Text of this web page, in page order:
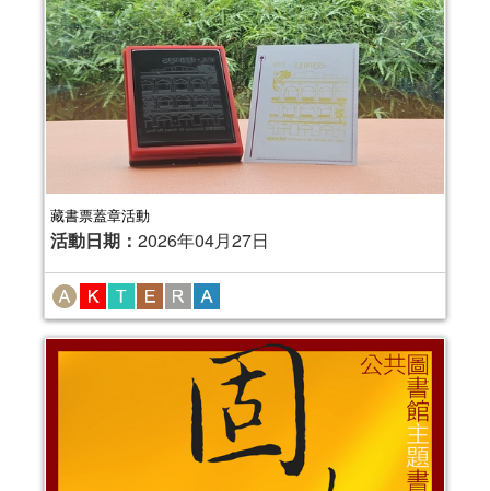
藏書票蓋章活動
活動日期： 2026年04月27日